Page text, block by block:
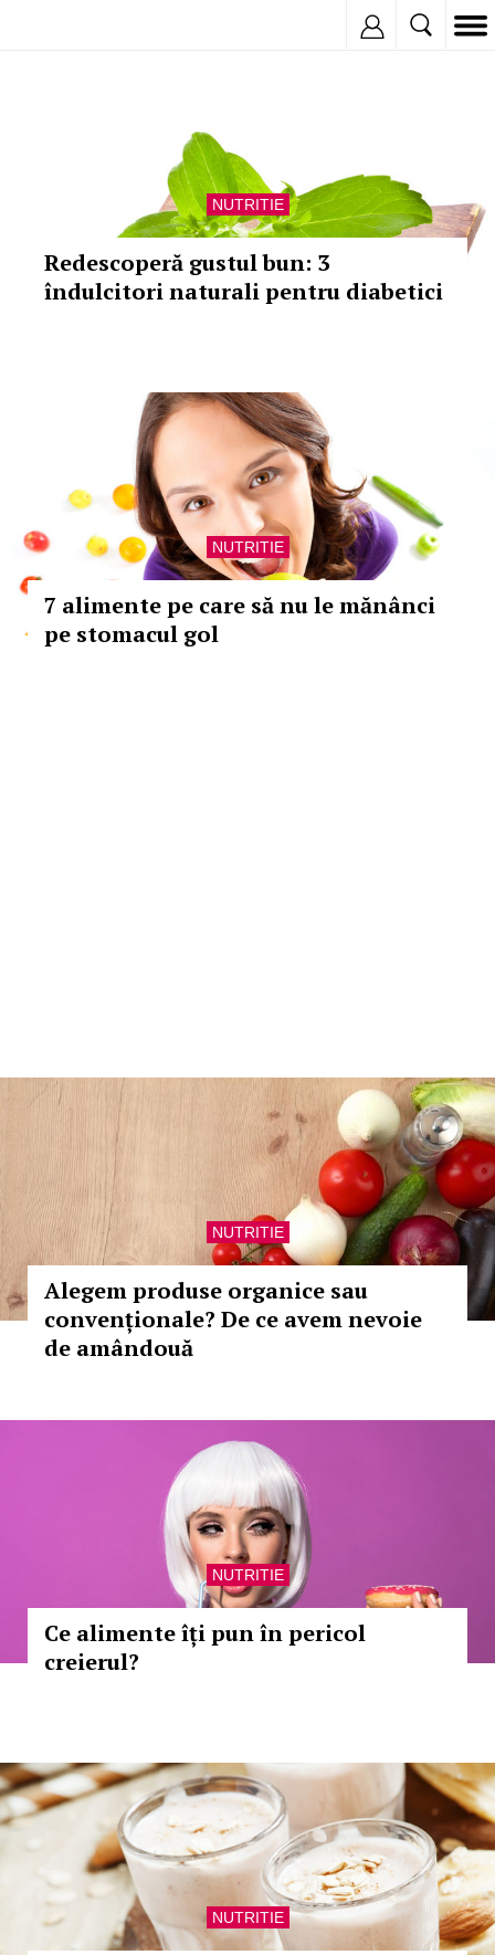
NUTRITIE
Redescoperă gustul bun: 3
îndulcitori naturali pentru diabetici
NUTRITIE
7 alimente pe care să nu le mănânci
pe stomacul gol
NUTRITIE
Alegem produse organice sau
convenționale? De ce avem nevoie
de amândouă
NUTRITIE
Ce alimente îți pun în pericol
creierul?
NUTRITIE